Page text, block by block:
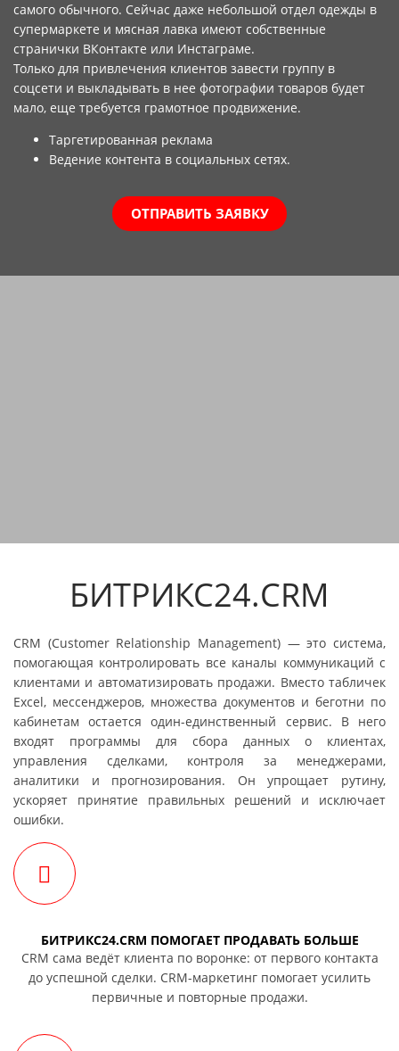
самого обычного. Сейчас даже небольшой отдел одежды в
супермаркете и мясная лавка имеют собственные
странички ВКонтакте или Инстаграме.
Только для привлечения клиентов завести группу в
соцсети и выкладывать в нее фотографии товаров будет
мало, еще требуется грамотное продвижение.
Таргетированная реклама
Ведение контента в социальных сетях.
ОТПРАВИТЬ ЗАЯВКУ
БИТРИКС24.CRM
CRM (Customer Relationship Management) — это система,
помогающая контролировать все каналы коммуникаций с
клиентами и автоматизировать продажи. Вместо табличек
Excel, мессенджеров, множества документов и беготни по
кабинетам остается один-единственный сервис. В него
входят программы для сбора данных о клиентах,
управления сделками, контроля за менеджерами,
аналитики и прогнозирования. Он упрощает рутину,
ускоряет принятие правильных решений и исключает
ошибки.
БИТРИКС24.CRM ПОМОГАЕТ ПРОДАВАТЬ БОЛЬШЕ
CRM сама ведёт клиента по воронке: от первого контакта
до успешной сделки. CRM-маркетинг помогает усилить
первичные и повторные продажи.